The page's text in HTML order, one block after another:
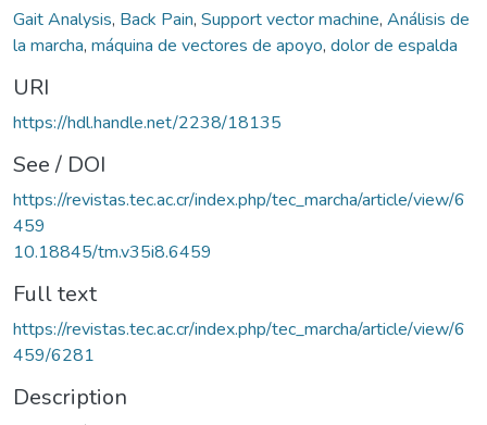
Gait Analysis, Back Pain, Support vector machine, Análisis de
la marcha, máquina de vectores de apoyo, dolor de espalda
URI
https://hdl.handle.net/2238/18135
See / DOI
https://revistas.tec.ac.cr/index.php/tec_marcha/article/view/6
459
10.18845/tm.v35i8.6459
Full text
https://revistas.tec.ac.cr/index.php/tec_marcha/article/view/6
459/6281
Description